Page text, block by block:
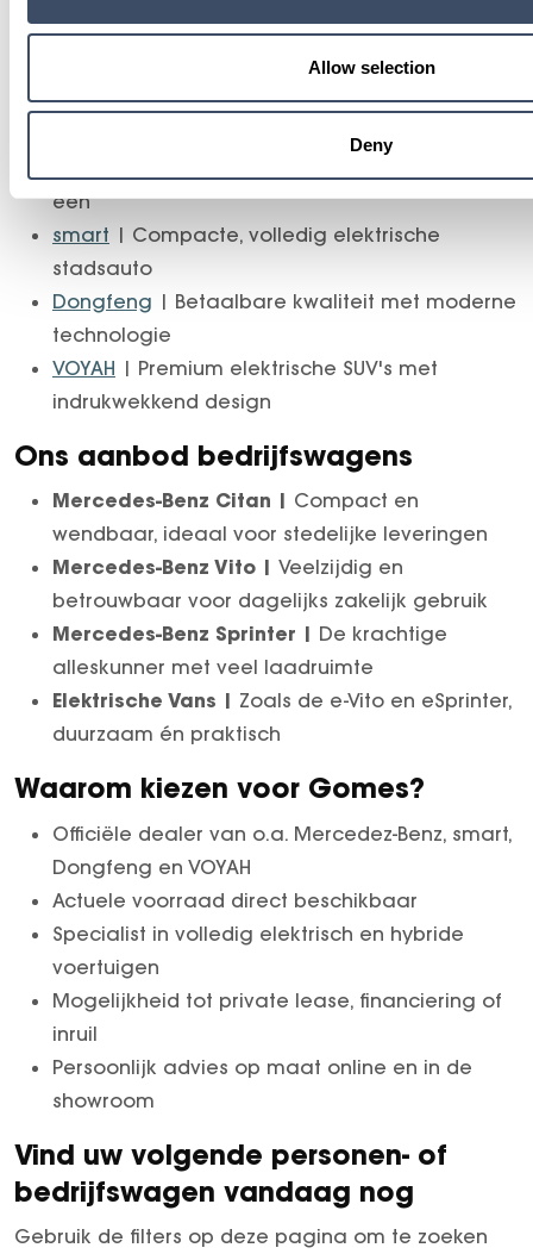
Allow selection
Deny
rijklaar en snel beschikbaar. Ideaal voor zowel
particuliere rijders als zakelijke klanten.
Ons aanbod personenwagens
één
smart | Compacte, volledig elektrische
stadsauto
Dongfeng | Betaalbare kwaliteit met moderne
technologie
VOYAH | Premium elektrische SUV's met
indrukwekkend design
Ons aanbod bedrijfswagens
Mercedes-Benz Citan | Compact en
wendbaar, ideaal voor stedelijke leveringen
Mercedes-Benz Vito | Veelzijdig en
betrouwbaar voor dagelijks zakelijk gebruik
Mercedes-Benz Sprinter | De krachtige
alleskunner met veel laadruimte
Elektrische Vans | Zoals de e-Vito en eSprinter,
duurzaam én praktisch
Waarom kiezen voor Gomes?
Officiële dealer van o.a. Mercedez-Benz, smart,
Dongfeng en VOYAH
Actuele voorraad direct beschikbaar
Specialist in volledig elektrisch en hybride
voertuigen
Mogelijkheid tot private lease, financiering of
inruil
Persoonlijk advies op maat online en in de
showroom
Vind uw volgende personen- of
bedrijfswagen vandaag nog
Gebruik de filters op deze pagina om te zoeken